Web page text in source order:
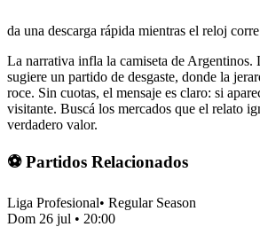
da una descarga rápida mientras el reloj
La narrativa infla la camiseta de Argentinos.
sugiere un partido de desgaste, donde la
roce. Sin cuotas, el mensaje es claro: si
visitante. Buscá los mercados que el relato
verdadero valor.
⚽ Partidos Relacionados
Liga Profesional• Regular Season
Dom 26 jul • 20:00